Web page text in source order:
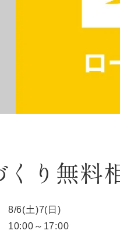
くり無
6(土)7(日)
～17:00